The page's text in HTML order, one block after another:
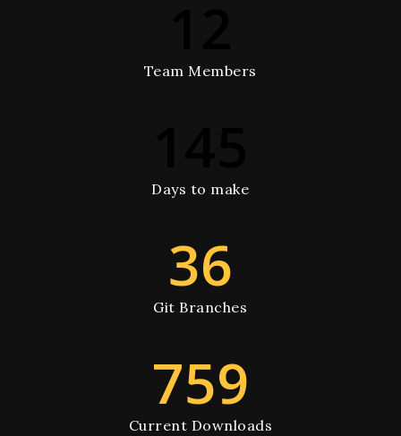
Team Members
Days to make
36
Git Branches
759
Current Downloads